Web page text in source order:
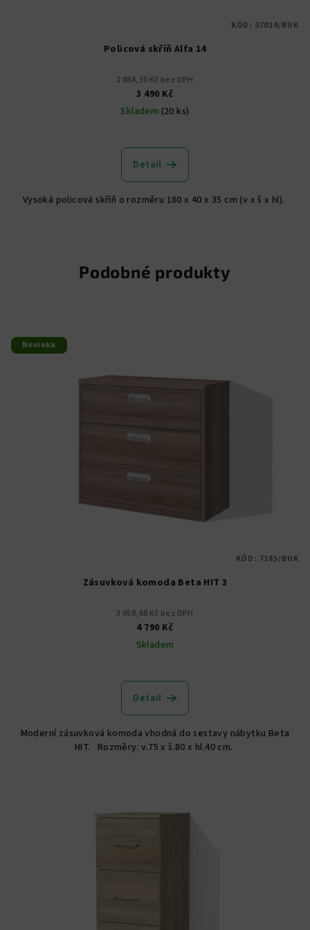
Policová skříň Alfa 14
2 884,30 Kč bez DPH
3 490 Kč
Skladem (20 ks)
hodnocení
produktu
z
Detail
Vysoká policová skříň o rozměru 180 x 40 x 35 cm (v x š x hl).
KÓD: 07014/BUK
Podobné produkty
Novinka
Zásuvková komoda Beta HIT 3
3 958,68 Kč bez DPH
4 790 Kč
Skladem
Detail
Moderní zásuvková komoda vhodná do sestavy nábytku Beta
HIT. Rozměry: v.75 x š.80 x hl.40 cm.
KÓD: 7185/BUK